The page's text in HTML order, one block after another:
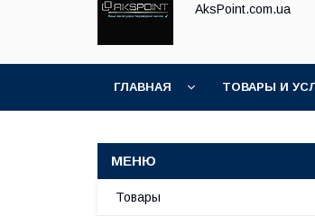
AksPoint.com.ua
ГЛАВНАЯ ТОВАРЫ И
Товары